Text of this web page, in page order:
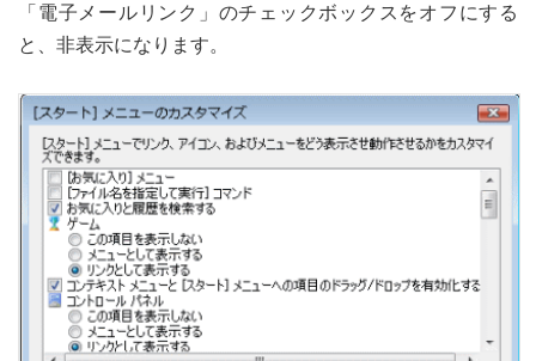
「電子メールリンク」のチェックボックスをオフにする
と、非表示になります。